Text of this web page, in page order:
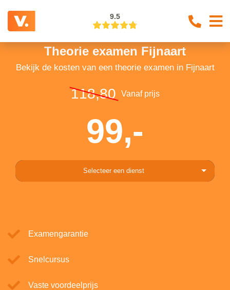
9.5
Theorie examen Fijnaart
Bekijk de kosten van een theorie examen in Fijnaart
118,80 Vanaf prijs
99,-
Selecteer een dienst
Examengarantie
Snelcursus
Vaste voordeelprijs